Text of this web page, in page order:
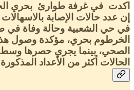
إن عدد حالات الإصابة
في حي الشعبية وحالة وفاة
الخرطوم بحري، مؤكدة وصول
الصحي، بينما يجري حصرها
الحالات أكثر من الأعداد